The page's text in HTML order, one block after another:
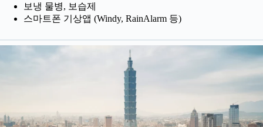
보냉 물병, 보습제
스마트폰 기상앱 (Windy, RainAlarm 등)